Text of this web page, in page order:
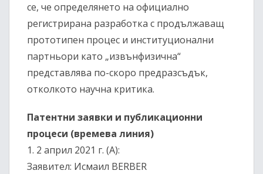
се, че определянето на официално
регистрирана разработка с продължаващ
прототипен процес и институционални
партньори като „извънфизична“
представлява по-скоро предразсъдък,
отколкото научна критика.
Патентни заявки и публикационни
процеси (времева линия)
1.⁠ ⁠2 април 2021 г. (A):
Заявител: Исмаил BERBER